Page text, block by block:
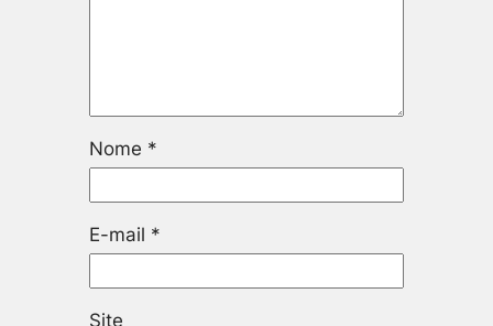
Nome *
E-mail *
Site